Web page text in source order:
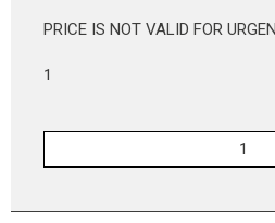
PRICE IS NOT VALID FOR
1